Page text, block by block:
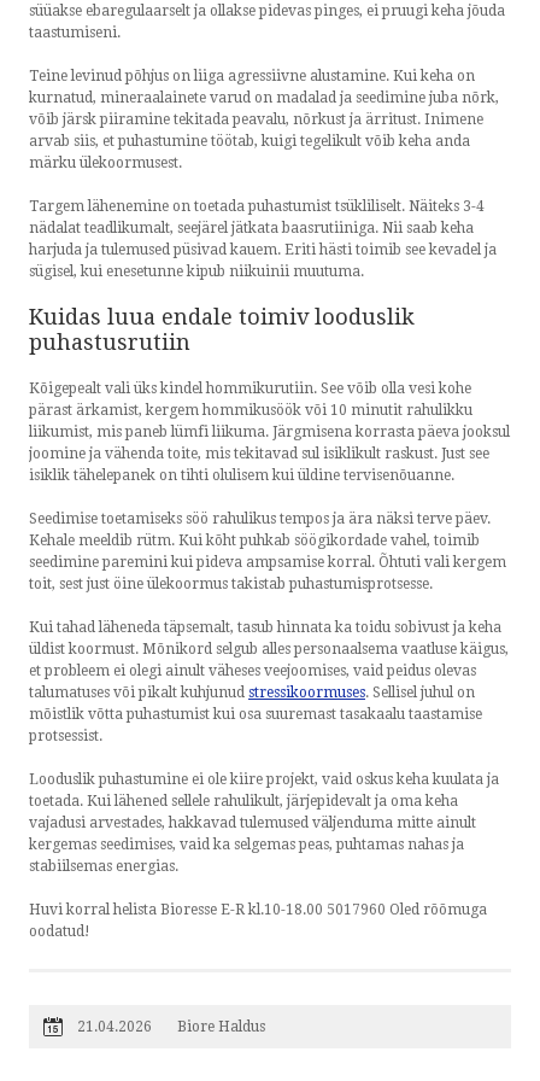
süüakse ebaregulaarselt ja ollakse pidevas pinges, ei pruugi keha jõuda
taastumiseni.
Teine levinud põhjus on liiga agressiivne alustamine. Kui keha on
kurnatud, mineraalainete varud on madalad ja seedimine juba nõrk,
võib järsk piiramine tekitada peavalu, nõrkust ja ärritust. Inimene
arvab siis, et puhastumine töötab, kuigi tegelikult võib keha anda
märku ülekoormusest.
Targem lähenemine on toetada puhastumist tsükliliselt. Näiteks 3-4
nädalat teadlikumalt, seejärel jätkata baasrutiiniga. Nii saab keha
harjuda ja tulemused püsivad kauem. Eriti hästi toimib see kevadel ja
sügisel, kui enesetunne kipub niikuinii muutuma.
Kuidas luua endale toimiv looduslik
puhastusrutiin
Kõigepealt vali üks kindel hommikurutiin. See võib olla vesi kohe
pärast ärkamist, kergem hommikusöök või 10 minutit rahulikku
liikumist, mis paneb lümfi liikuma. Järgmisena korrasta päeva jooksul
joomine ja vähenda toite, mis tekitavad sul isiklikult raskust. Just see
isiklik tähelepanek on tihti olulisem kui üldine tervisenõuanne.
Seedimise toetamiseks söö rahulikus tempos ja ära näksi terve päev.
Kehale meeldib rütm. Kui kõht puhkab söögikordade vahel, toimib
seedimine paremini kui pideva ampsamise korral. Õhtuti vali kergem
toit, sest just öine ülekoormus takistab puhastumisprotsesse.
Kui tahad läheneda täpsemalt, tasub hinnata ka toidu sobivust ja keha
üldist koormust. Mõnikord selgub alles personaalsema vaatluse käigus,
et probleem ei olegi ainult väheses veejoomises, vaid peidus olevas
talumatuses või pikalt kuhjunud stressikoormuses. Sellisel juhul on
mõistlik võtta puhastumist kui osa suuremast tasakaalu taastamise
protsessist.
Looduslik puhastumine ei ole kiire projekt, vaid oskus keha kuulata ja
toetada. Kui lähened sellele rahulikult, järjepidevalt ja oma keha
vajadusi arvestades, hakkavad tulemused väljenduma mitte ainult
kergemas seedimises, vaid ka selgemas peas, puhtamas nahas ja
stabiilsemas energias.
Huvi korral helista Bioresse E-R kl.10-18.00 5017960 Oled rõõmuga
oodatud!
21.04.2026 Biore Haldus